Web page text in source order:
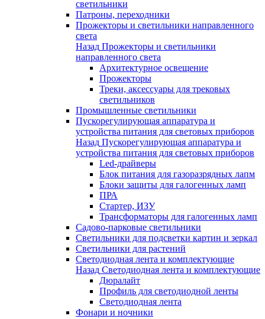
светильники
Патроны, переходники
Прожекторы и светильники направленного
света
Назад Прожекторы и светильники
направленного света
Архитектурное освещение
Прожекторы
Треки, аксессуары для трековых
светильников
Промышленные светильники
Пускорегулирующая аппаратура и
устройства питания для световых приборов
Назад Пускорегулирующая аппаратура и
устройства питания для световых приборов
Led-драйверы
Блок питания для газоразрядных лапм
Блоки защиты для галогенных ламп
ПРА
Стартер, ИЗУ
Трансформаторы для галогенных ламп
Садово-парковые светильники
Светильники для подсветки картин и зеркал
Светильники для растений
Светодиодная лента и комплектующие
Назад Светодиодная лента и комплектующие
Дюралайт
Профиль для светодиодной ленты
Светодиодная лента
Фонари и ночники